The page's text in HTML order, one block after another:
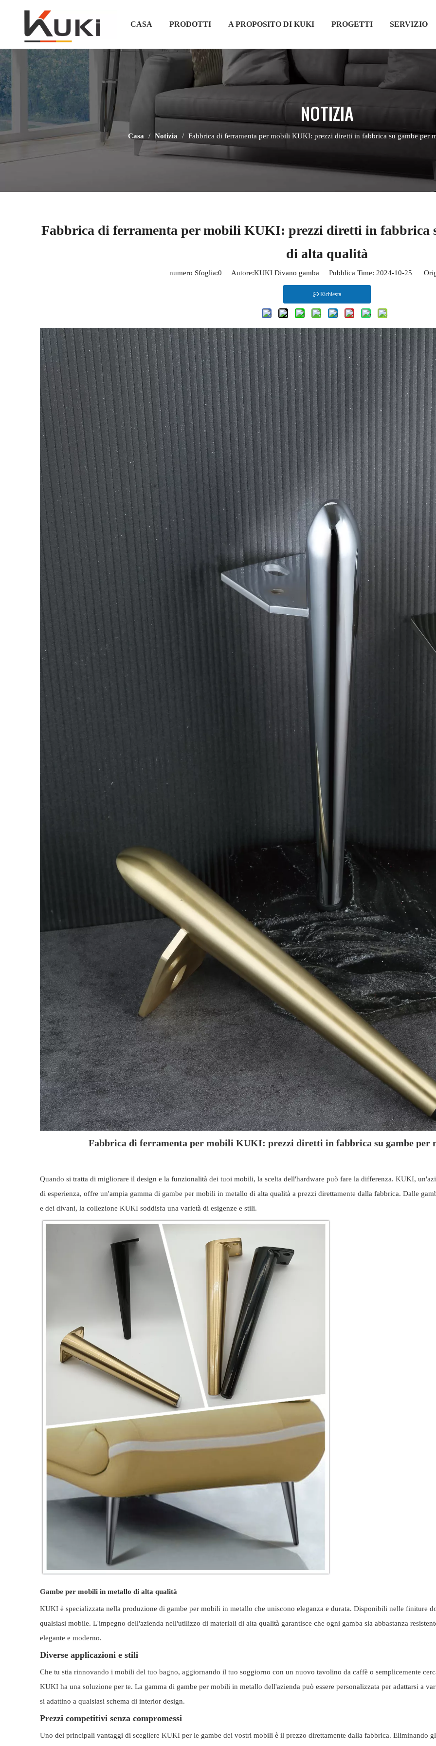
CASA PRODOTTI A PROPOSITO DI KUKI PROGETTI SERVIZIO
NOTIZIA
Casa / Notizia / Fabbrica di ferramenta per mobili KUKI: prezzi diretti in fabbrica su gambe per
Fabbrica di ferramenta per mobili KUKI: prezzi diretti in fabbrica
di alta qualità
numero Sfoglia:0 Autore:KUKI Divano gamba Pubblica Time: 2024-10-25
Richiesta
Fabbrica di ferramenta per mobili KUKI: prezzi diretti in fabbrica su gambe per
Quando si tratta di migliorare il design e la funzionalità dei tuoi mobili, la scelta dell'hardware può fare la differenza. KUKI,
di esperienza, offre un'ampia gamma di gambe per mobili in metallo di alta qualità a prezzi direttamente dalla fabbrica. Dalle
e dei divani, la collezione KUKI soddisfa una varietà di esigenze e stili.
Gambe per mobili in metallo di alta qualità
KUKI è specializzata nella produzione di gambe per mobili in metallo che uniscono eleganza e durata. Disponibili nelle finiture
qualsiasi mobile. L'impegno dell'azienda nell'utilizzo di materiali di alta qualità garantisce che ogni gamba sia abbastanza
elegante e moderno.
Diverse applicazioni e stili
Che tu stia rinnovando i mobili del tuo bagno, aggiornando il tuo soggiorno con un nuovo tavolino da caffè o semplicemente
KUKI ha una soluzione per te. La gamma di gambe per mobili in metallo dell'azienda può essere personalizzata per adattarsi a
si adattino a qualsiasi schema di interior design.
Prezzi competitivi senza compromessi
Uno dei principali vantaggi di scegliere KUKI per le gambe dei vostri mobili è il prezzo direttamente dalla fabbrica. Eliminando